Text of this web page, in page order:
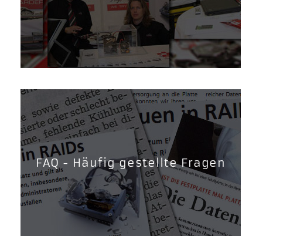
FAQ - Häufig gestellte Fragen